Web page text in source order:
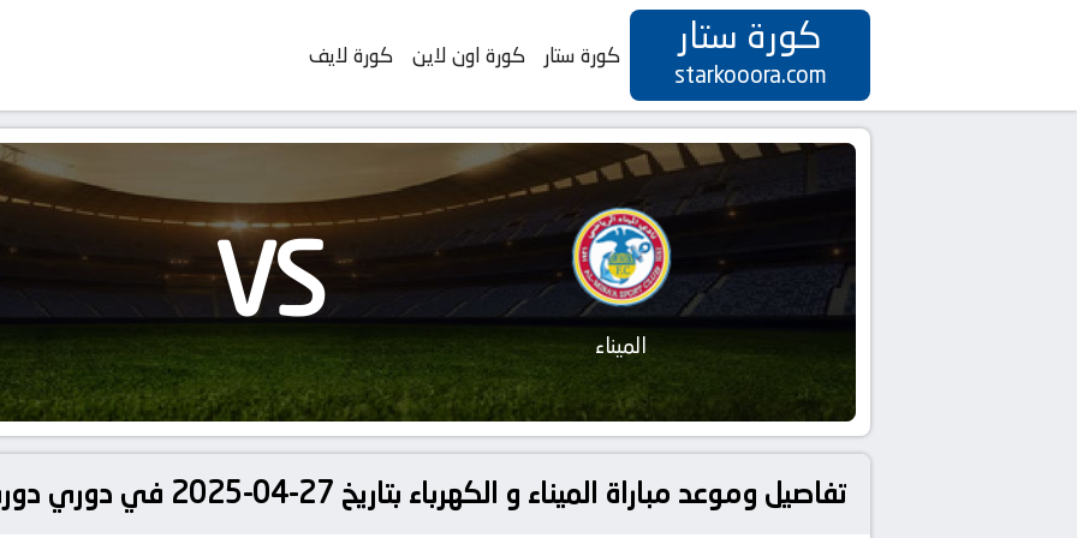
كورة ستار
starkooora.com
كورة ستار كورة اون لاين كورة لايف
الميناء VS
تفاصيل وموعد مباراة الميناء و الكهرباء بتاريخ 27-04-2025 في دوري دوري نجوم العراق